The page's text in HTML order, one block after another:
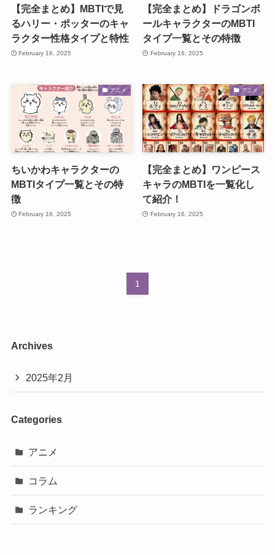
【完全まとめ】MBTIで見
るハリー・ポッターのキャ
ラクター性格タイプと特性
February 16, 2025
【完全まとめ】ドラゴンボ
ールキャラクターのMBTI
タイプ一覧とその特徴
February 16, 2025
アニメ
ちいかわキャラクターの
MBTIタイプ一覧とその特
徴
February 16, 2025
アニメ
【完全まとめ】ワンピース
キャラのMBTIを一覧化し
て紹介！
February 16, 2025
1
Archives
2025年2月
Categories
アニメ
コラム
ランキング